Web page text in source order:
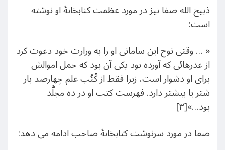
ذبیح الله صفا نیز در مورد عظمت کتابخانۀ او نوشته
است:
« … وقتی نوح این سامانی او را به وزارت خود دعوت کرد
از عذرهائی که آورده بود یکی آن بود که حمل اموالش
برای او دشوار است، زیرا فقط از کُتُب علم چهارصد بار
شتر یا بیشتر دارد. فهرست کتب او در ده مجلَّد
بود…»[۳]
صفا در مورد سرنوشت کتابخانۀ صاحب ادامه می دهد: